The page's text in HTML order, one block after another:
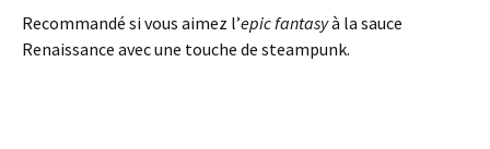
Recommandé si vous aimez l’epic fantasyà la sauce
Renaissance avec une touche de steampunk.